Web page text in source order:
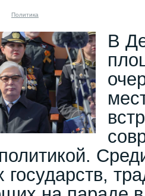
Политика
В
государств,